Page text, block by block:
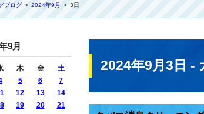
ブログ 2024年9月 3日
2024年9月3日 -
9月
木 金
土
5 6
7
12 13
14
19 20
21